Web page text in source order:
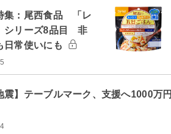
集：尾西食品 「レ
シリーズ8品目 非
日常使いにも
震】テーブルマーク、支援へ1000万円